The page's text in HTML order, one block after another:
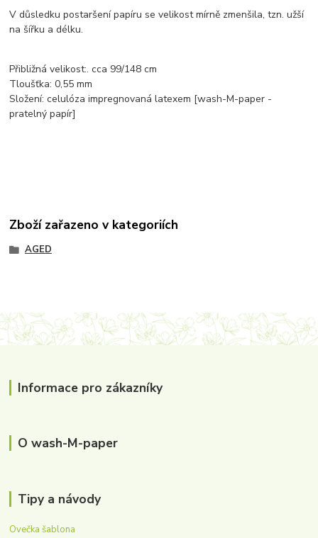
V důsledku postaršení papíru se velikost mírně zmenšila, tzn. užší
na šířku a délku.
Přibližná velikost:. cca 99/148 cm
Tloušťka: 0,55 mm
Složení: celulóza impregnovaná latexem [wash-M-paper -
pratelný papír]
Zboží zařazeno v kategoriích
AGED
Informace pro zákazníky
O wash-M-paper
Tipy a návody
Ovečka šablona